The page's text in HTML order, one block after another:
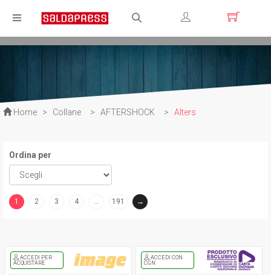
Registrati
Home > Collane > AFTERSHOCK > Alters
Ordina per
1
2 3 4 … 191 →
ACCEDI PER
ACQUISTARE
ACCEDI CON
CGN